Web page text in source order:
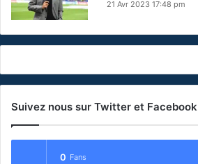
21 Avr 2023 17:48 pm
Suivez nous sur Twitter et Facebook
0 Fans